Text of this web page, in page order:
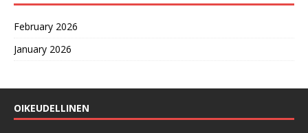
February 2026
January 2026
OIKEUDELLINEN